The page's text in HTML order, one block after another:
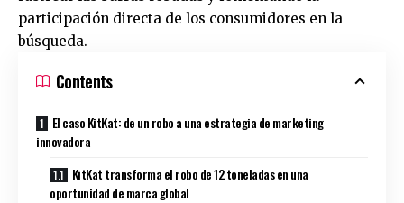
participación directa de los consumidores en la
búsqueda.
Contents
El caso KitKat: de un robo a una estrategia de marketing
innovadora
KitKat transforma el robo de 12 toneladas en una
oportunidad de marca global